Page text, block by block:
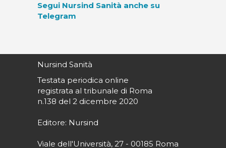
Segui Nursind Sanità anche su
Telegram
Nursind Sanità
Testata periodica online
registrata al tribunale di Roma
n.138 del 2 dicembre 2020
Editore: Nursind
Viale dell'Università, 27 - 00185 Roma